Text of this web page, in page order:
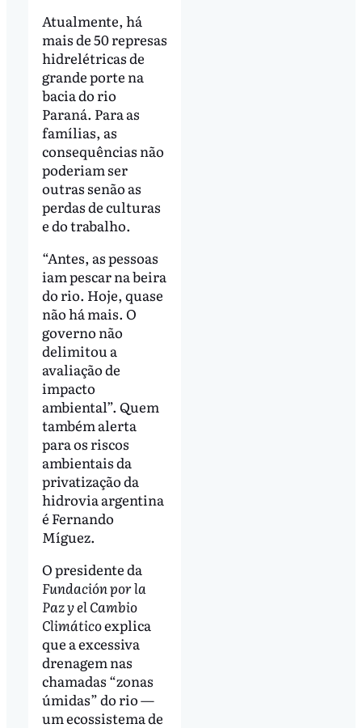
Atualmente, há
mais de 50 represas
hidrelétricas de
grande porte na
bacia do rio
Paraná. Para as
famílias, as
consequências não
poderiam ser
outras senão as
perdas de culturas
e do trabalho.
“Antes, as pessoas
iam pescar na beira
do rio. Hoje, quase
não há mais. O
governo não
delimitou a
avaliação de
impacto
ambiental”. Quem
também alerta
para os riscos
ambientais da
privatização da
hidrovia argentina
é Fernando
Míguez.
O presidente da
Fundación por la
Paz y el Cambio
Climáticoexplica
que a excessiva
drenagem nas
chamadas “zonas
úmidas” do rio —
um ecossistema de